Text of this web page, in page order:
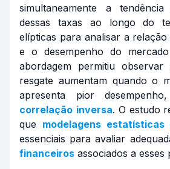
simultaneamente a
dessas taxas ao longo do
elípticas para analisar a
e o desempenho do
abordagem permitiu
resgate aumentam quando o
apresenta pior
correlação inversa. O estudo
que modelagens estatísticas
essenciais para avaliar
financeiros associados a esses